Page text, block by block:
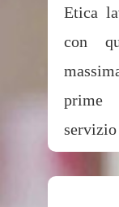
Etica
con
prime